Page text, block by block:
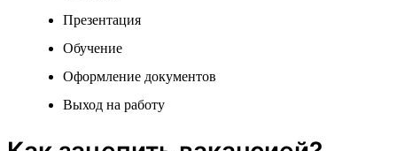
Презентация
Обучение
Оформление документов
Выход на работу